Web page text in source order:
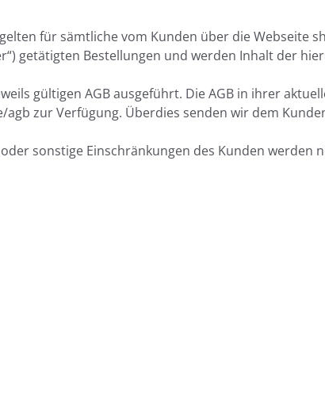
für sämtliche vom Kunden über die Webseite
getätigten Bestellungen und werden Inhalt der
gültigen AGB ausgeführt. Die AGB in ihrer
zur Verfügung. Überdies senden wir dem
sonstige Einschränkungen des Kunden werden